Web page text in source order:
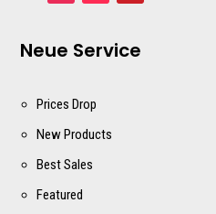
Neue Service
Prices Drop
New Products
Best Sales
Featured